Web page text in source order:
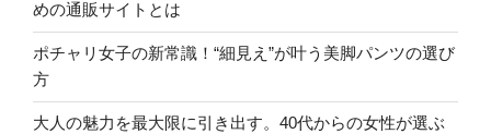
めの通販サイトとは
ポチャリ女子の新常識！“細見え”が叶う美脚パンツの選び
方
大人の魅力を最大限に引き出す。40代からの女性が選ぶ